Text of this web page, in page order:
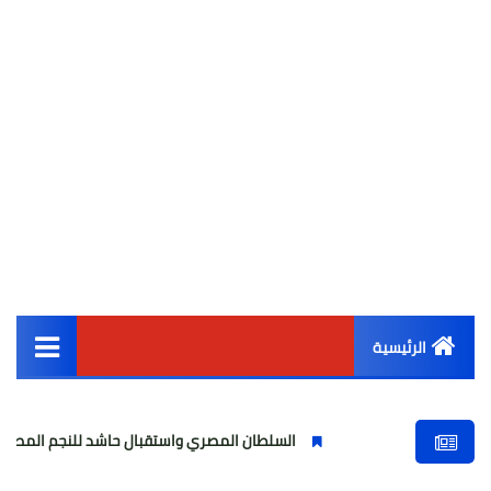
الرئيسية
أخبار مصر
السلطان المصري واستقبال حاشد للنجم المصري